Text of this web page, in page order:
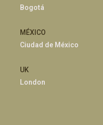
Bogotá
MÉXICO
Ciudad de México
UK
London